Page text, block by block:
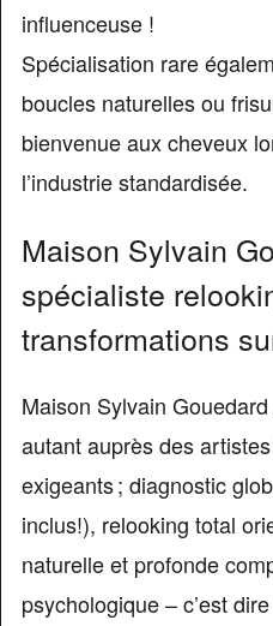
influenceuse !
Spécialisation rare
boucles naturelles ou
bienvenue aux cheveux
l’industrie standardisée.
Maison Sylvain
spécialiste
transformations
Maison Sylvain
autant auprès des
exigeants ; diagnostic
inclus!), relooking total
naturelle et profonde
psychologique – c’est